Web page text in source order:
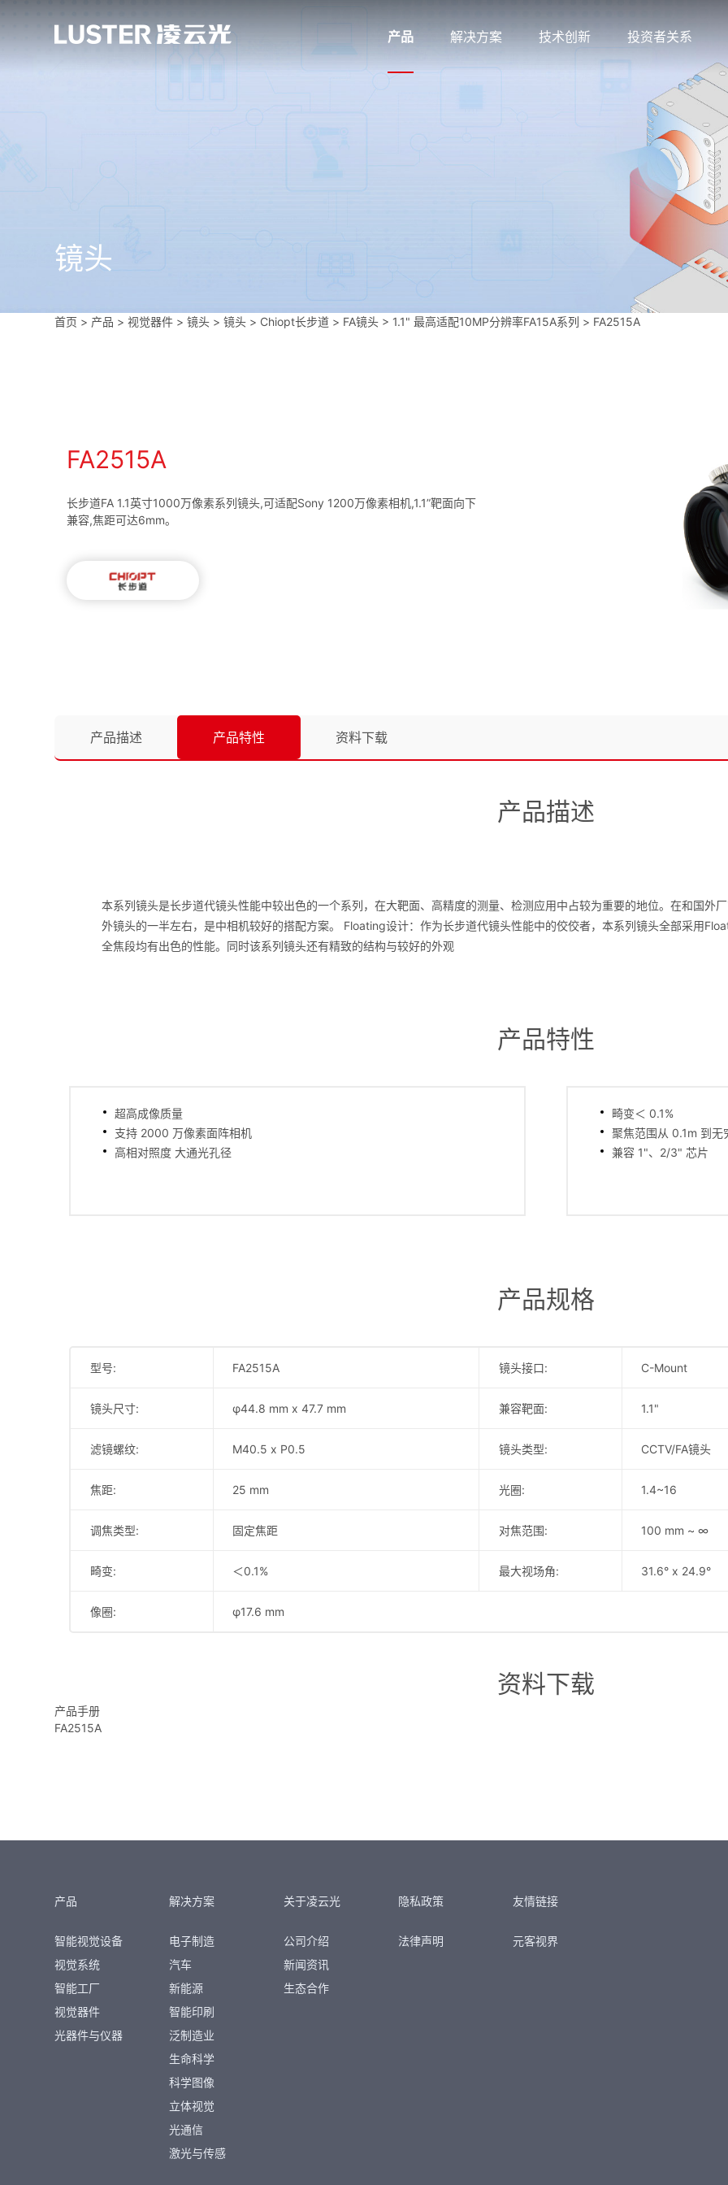
产品 解决方案 技术创新 投资者关系
镜头
首页 > 产品 > 视觉器件 >镜头 >镜头 > Chiopt长步道 > FA镜头 > 1.1" 最高适配10MP分辨率FA15A系列 > FA2515A
FA2515A
长步道FA 1.1英寸1000万像素系列镜头,可适配Sony 1200万像素相机,1.1”靶面向下
兼容,焦距可达6mm。
产品描述 产品特性 资料下载
产品描述
本系列镜头是长步道代镜头性能中较出色的一个系列，在大靶面、高精度的测量、检测应用中占较为重要的地位。在和国外
外镜头的一半左右，是中相机较好的搭配方案。 Floating设计：作为长步道代镜头性能中的佼佼者，本系列镜头全部采用
全焦段均有出色的性能。同时该系列镜头还有精致的结构与较好的外观
产品特性
超高成像质量
支持 2000 万像素面阵相机
高相对照度 大通光孔径
畸变＜ 0.1%
聚焦范围从 0.1m 到无
兼容 1"、2/3" 芯片
产品规格
型号: FA2515A 镜头接口: C-Mount
镜头尺寸: φ44.8 mm x 47.7 mm 兼容靶面: 1.1"
滤镜螺纹: M40.5 x P0.5 镜头类型: CCTV/FA镜头
焦距: 25 mm 光圈: 1.4~16
调焦类型: 固定焦距 对焦范围: 100 mm ~ ∞
畸变: ＜0.1% 最大视场角: 31.6° x 24.9°
像圈: φ17.6 mm
资料下载
产品手册
FA2515A
产品
智能视觉设备
视觉系统
智能工厂
视觉器件
光器件与仪器
解决方案
电子制造
汽车
新能源
智能印刷
泛制造业
生命科学
科学图像
立体视觉
光通信
激光与传感
关于凌云光
公司介绍
新闻资讯
生态合作
隐私政策
法律声明
友情链接
元客视界